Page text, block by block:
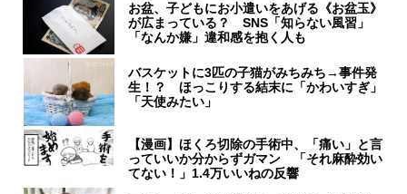
お盆、子どもにお小遣いをあげる《お盆玉》
が広まっている？ SNS「知らない風習」
「なんか嫌」違和感を抱く人も
バスケットに3匹の子猫がみちみち→事件発
生！？ ほっこりする結末に「かわいすぎ」
「天使みたい」
【漫画】ほくろ切除の手術中、「痛い」と言
っていいか分からずガマン 「それ麻酔効い
てない！」1.4万いいねの反響